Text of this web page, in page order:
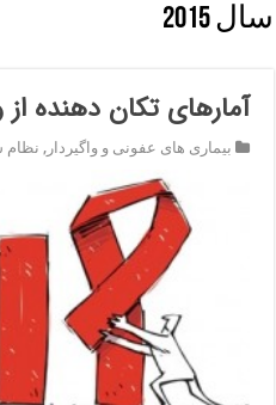
سال 2015
آمارهای تکان دهنده
بیماری های عفونی و واگیردار, نظام